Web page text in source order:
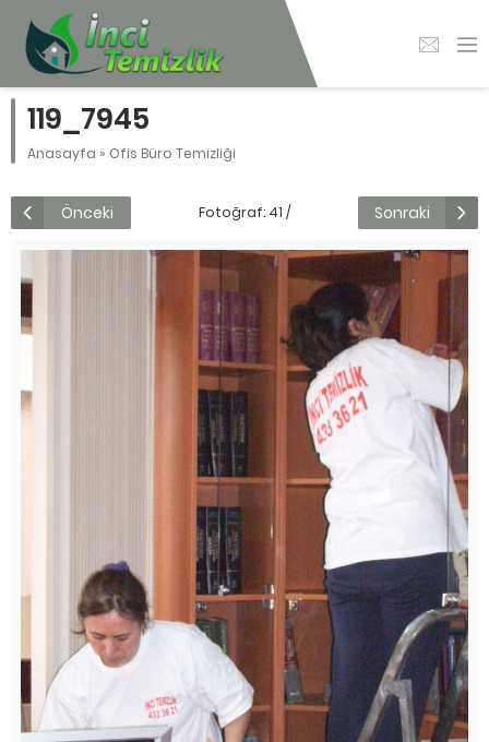
119_7945
Anasayfa » Ofis Büro Temizliği
Önceki
Fotoğraf: 41 /
Sonraki